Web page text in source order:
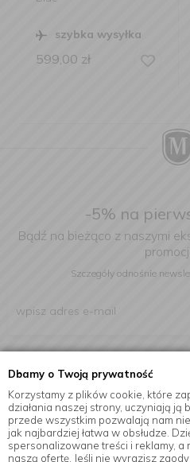
Dbamy o Twoją prywatność
Korzystamy z plików cookie, które
działania naszej strony, uczyniają ją
przede wszystkim pozwalają nam
jak najbardziej łatwa w obsłudze.
spersonalizowane treści i reklamy, a
naszą ofertę. Jeśli nie wyrazisz
szybka wysyłka
599,00 zł
-5% na
Bądź na bieżąco z naszymi
Szczegóły odnośnie
elektroniczną na podany adres e-